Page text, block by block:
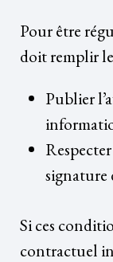
Pour être
doit remplir
Publier
signature
Si ces
contractuel